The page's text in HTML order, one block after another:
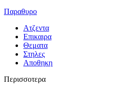
Παραθυρο
Ατζεντα
Επικαιρα
Θεματα
Στηλες
Αποθηκη
Περισσοτερα